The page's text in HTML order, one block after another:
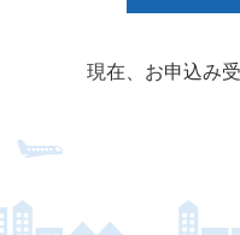
現在、お申込み